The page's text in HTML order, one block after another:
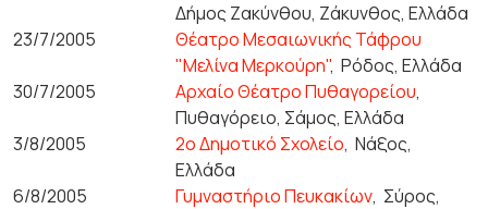
Δήμος Ζακύνθου, Ζάκυνθος, Ελλάδα
23/7/2005
Θέατρο Μεσαιωνικής Τάφρου
"Μελίνα Μερκούρη",Ρόδος, Ελλάδα
30/7/2005
Αρχαίο Θέατρο Πυθαγορείου,
Πυθαγόρειο, Σάμος, Ελλάδα
3/8/2005
2ο Δημοτικό Σχολείο,Νάξος,
Ελλάδα
6/8/2005
Γυμναστήριο Πευκακίων, Σύρος,